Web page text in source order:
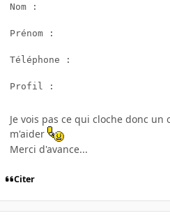
Nom :
Prénom :
Téléphone :
Je vois pas ce qui cloche donc
m'aider
Merci d'avance...
Citer